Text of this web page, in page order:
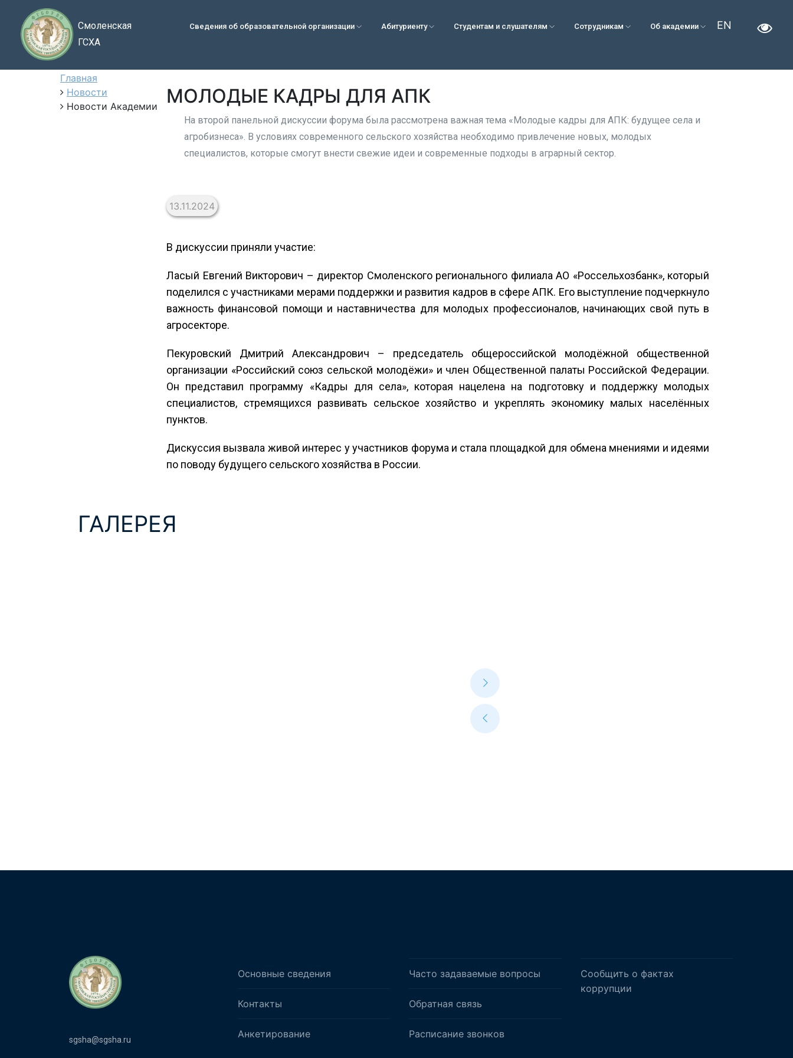
Смоленская
ГСХА
Сведения об образовательной организации Абитуриенту Студентам и слушателям Сотрудникам Об академии EN
Главная
Новости
Новости Академии
МОЛОДЫЕ КАДРЫ ДЛЯ АПК
На второй панельной дискуссии форума была рассмотрена важная тема «Молодые кадры для АПК: будущее села и
агробизнеса». В условиях современного сельского хозяйства необходимо привлечение новых, молодых
специалистов, которые смогут внести свежие идеи и современные подходы в аграрный сектор.
13.11.2024
В дискуссии приняли участие:
Ласый Евгений Викторович – директор Смоленского регионального филиала АО «Россельхозбанк», который
поделился с участниками мерами поддержки и развития кадров в сфере АПК. Его выступление подчеркнуло
важность финансовой помощи и наставничества для молодых профессионалов, начинающих свой путь в
агросекторе.
Пекуровский Дмитрий Александрович – председатель общероссийской молодёжной общественной
организации «Российский союз сельской молодёжи» и член Общественной палаты Российской Федерации.
Он представил программу «Кадры для села», которая нацелена на подготовку и поддержку молодых
специалистов, стремящихся развивать сельское хозяйство и укреплять экономику малых населённых
пунктов.
Дискуссия вызвала живой интерес у участников форума и стала площадкой для обмена мнениями и идеями
по поводу будущего сельского хозяйства в России.
ГАЛЕРЕЯ
sgsha@sgsha.ru
Основные сведения
Контакты
Анкетирование
Часто задаваемые вопросы
Обратная связь
Расписание звонков
Сообщить о фактах
коррупции